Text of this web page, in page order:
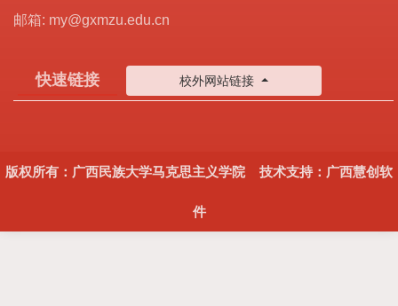
邮箱: my@gxmzu.edu.cn
快速链接 校外网站链接
版权所有：广西民族大学马克思主义学院 技术支持：广西慧创软
件